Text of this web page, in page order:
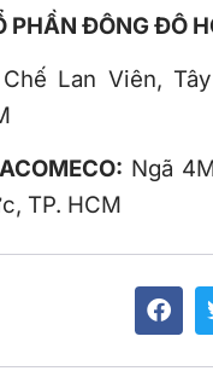
PHẦN ĐÔNG ĐÔ
Lan Viên,
Ngã
TP. HCM